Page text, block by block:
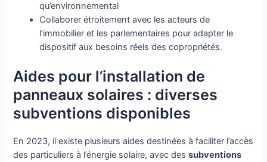
qu’environnemental
Collaborer étroitement avec les acteurs de
l’immobilier et les parlementaires pour adapter le
dispositif aux besoins réels des copropriétés.
Aides pour l’installation de
panneaux solaires : diverses
subventions disponibles
En 2023, il existe plusieurs aides destinées à faciliter l’accès
des particuliers à l’énergie solaire, avec dessubventions